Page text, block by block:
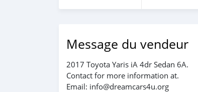
Message du vendeur
2017 Toyota Yaris iA 4dr Sedan 6A.
Contact for more information at.
Email: info@dreamcars4u.org